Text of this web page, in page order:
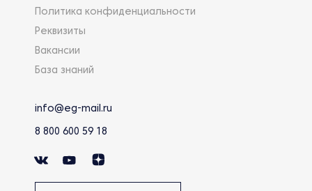
Политика конфиденциальности
Реквизиты
Вакансии
База знаний
info@eg-mail.ru
8 800 600 59 18